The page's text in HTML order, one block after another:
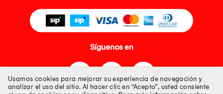
Síguenos en
Usamos cookies para mejorar su experiencia de navegación y
analizar el uso del sitio. Al hacer clic en “Acepto”, usted consiente